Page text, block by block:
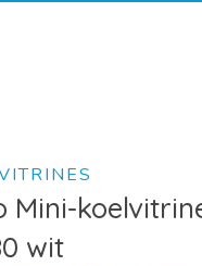
Mini-
wit